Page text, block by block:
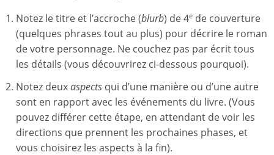
Notez le titre et l’accroche (blurb) de 4e de couverture
(quelques phrases tout au plus) pour décrire le roman
de votre personnage. Ne couchez pas par écrit tous
les détails (vous découvrirez ci-dessous pourquoi).
Notez deuxaspects qui d’une manière ou d’une autre
sont en rapport avec les événements du livre. (Vous
pouvez différer cette étape, en attendant de voir les
directions que prennent les prochaines phases, et
vous choisirez les aspects à la fin).